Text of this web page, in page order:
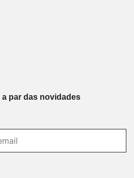
a par das novidades